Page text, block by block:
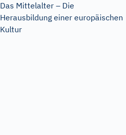
Das Mittelalter – Die
Herausbildung einer europäischen
Kultur